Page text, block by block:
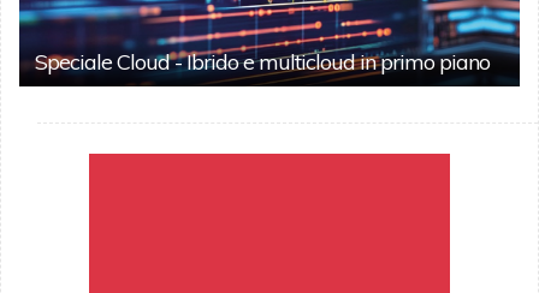
Speciale Cloud - Ibrido e multicloud in primo piano